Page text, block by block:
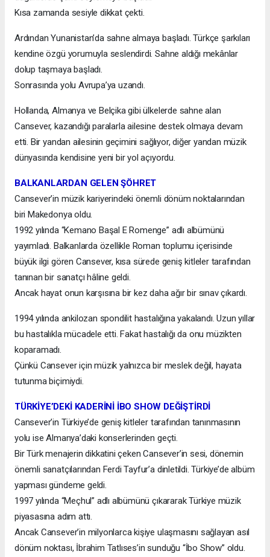
Kısa zamanda sesiyle dikkat çekti.
Ardından Yunanistan’da sahne almaya başladı. Türkçe şarkıları
kendine özgü yorumuyla seslendirdi. Sahne aldığı mekânlar
dolup taşmaya başladı.
Sonrasında yolu Avrupa’ya uzandı.
Hollanda, Almanya ve Belçika gibi ülkelerde sahne alan
Cansever, kazandığı paralarla ailesine destek olmaya devam
etti. Bir yandan ailesinin geçimini sağlıyor, diğer yandan müzik
dünyasında kendisine yeni bir yol açıyordu.
BALKANLARDAN GELEN ŞÖHRET
Cansever’in müzik kariyerindeki önemli dönüm noktalarından
biri Makedonya oldu.
1992 yılında “Kemano Başal E Romenge” adlı albümünü
yayımladı. Balkanlarda özellikle Roman toplumu içerisinde
büyük ilgi gören Cansever, kısa sürede geniş kitleler tarafından
tanınan bir sanatçı hâline geldi.
Ancak hayat onun karşısına bir kez daha ağır bir sınav çıkardı.
1994 yılında ankilozan spondilit hastalığına yakalandı. Uzun yıllar
bu hastalıkla mücadele etti. Fakat hastalığı da onu müzikten
koparamadı.
Çünkü Cansever için müzik yalnızca bir meslek değil, hayata
tutunma biçimiydi.
TÜRKİYE’DEKİ KADERİNİ İBO SHOW DEĞİŞTİRDİ
Cansever’in Türkiye’de geniş kitleler tarafından tanınmasının
yolu ise Almanya’daki konserlerinden geçti.
Bir Türk menajerin dikkatini çeken Cansever’in sesi, dönemin
önemli sanatçılarından Ferdi Tayfur’a dinletildi. Türkiye’de albüm
yapması gündeme geldi.
1997 yılında “Meçhul” adlı albümünü çıkararak Türkiye müzik
piyasasına adım attı.
Ancak Cansever’in milyonlarca kişiye ulaşmasını sağlayan asıl
dönüm noktası, İbrahim Tatlıses’in sunduğu “İbo Show” oldu.